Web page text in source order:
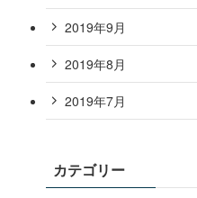
2019年9月
2019年8月
2019年7月
カテゴリー